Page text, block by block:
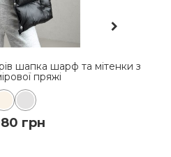
шапка шарф та мітенки з
пряжі
грн